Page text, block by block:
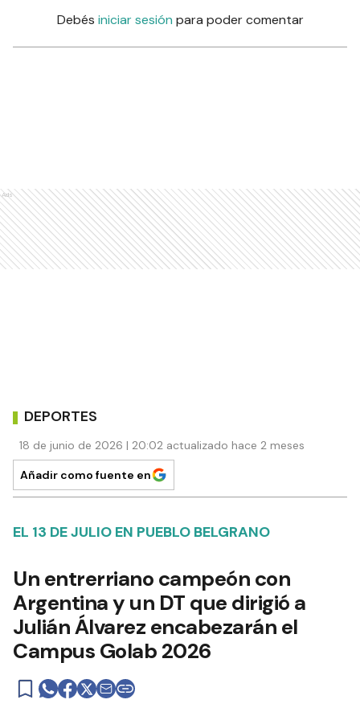
Debés iniciar sesión para poder comentar
Ads
DEPORTES
18 de junio de 2026 | 20:02 actualizado hace 2 meses
Añadir como fuente en
EL 13 DE JULIO EN PUEBLO BELGRANO
Un entrerriano campeón con
Argentina y un DT que dirigió a
Julián Álvarez encabezarán el
Campus Golab 2026